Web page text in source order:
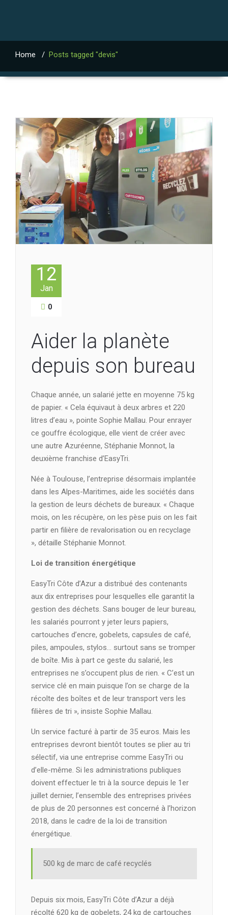
Home / Posts tagged "devis"
12
Jan
0
Aider la planète
depuis son bureau
Chaque année, un salarié jette en moyenne 75 kg
de papier. « Cela équivaut à deux arbres et 220
litres d’eau », pointe Sophie Mallau. Pour enrayer
ce gouffre écologique, elle vient de créer avec
une autre Azuréenne, Stéphanie Monnot, la
deuxième franchise d’EasyTri.
Née à Toulouse, l’entreprise désormais implantée
dans les Alpes-Maritimes, aide les sociétés dans
la gestion de leurs déchets de bureaux. « Chaque
mois, on les récupère, on les pèse puis on les fait
partir en filière de revalorisation ou en recyclage
», détaille Stéphanie Monnot.
Loi de transition énergétique
EasyTri Côte d’Azur a distribué des contenants
aux dix entreprises pour lesquelles elle garantit la
gestion des déchets. Sans bouger de leur bureau,
les salariés pourront y jeter leurs papiers,
cartouches d’encre, gobelets, capsules de café,
piles, ampoules, stylos… surtout sans se tromper
de boîte. Mis à part ce geste du salarié, les
entreprises ne s’occupent plus de rien. « C’est un
service clé en main puisque l’on se charge de la
récolte des boîtes et de leur transport vers les
filières de tri », insiste Sophie Mallau.
Un service facturé à partir de 35 euros. Mais les
entreprises devront bientôt toutes se plier au tri
sélectif, via une entreprise comme EasyTri ou
d’elle-même. Si les administrations publiques
doivent effectuer le tri à la source depuis le 1er
juillet dernier, l’ensemble des entreprises privées
de plus de 20 personnes est concerné à l’horizon
2018, dans le cadre de la loi de transition
énergétique.
500 kg de marc de café recyclés
Depuis six mois, EasyTri Côte d’Azur a déjà
récolté 620 kg de gobelets, 24 kg de cartouches